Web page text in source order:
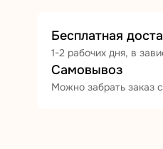
Бесплатная
1-2 рабочих дня, в
Самовывоз
Можно забрать заказ